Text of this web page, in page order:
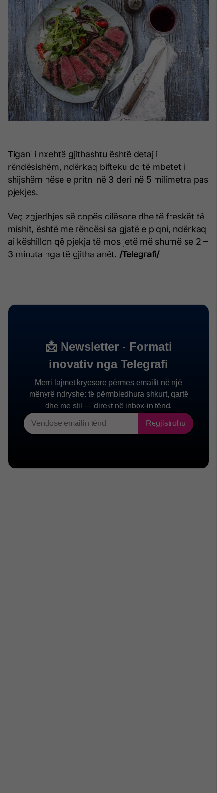
Tigani i nxehtë gjithashtu është detaj i
rëndësishëm, ndërkaq bifteku do të mbetet i
shijshëm nëse e pritni në 3 deri në 5 milimetra pas
pjekjes.
Veç zgjedhjes së copës cilësore dhe të freskët të
mishit, është me rëndësi sa gjatë e piqni, ndërkaq
ai këshillon që pjekja të mos jetë më shumë se 2 –
3 minuta nga të gjitha anët. /Telegrafi/